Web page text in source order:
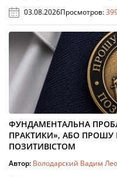
03.08.2026Просмотров:
ФУНДАМЕНТАЛЬНА
ПРАКТИКИ», АБО ПРОШУ
ПОЗИТИВІСТОМ
Автор: Володарский Вадим